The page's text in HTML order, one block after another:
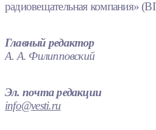
радиовещательная компания»
Главный редактор
А. А. Филипповский
Эл. почта редакции
info@vesti.ru